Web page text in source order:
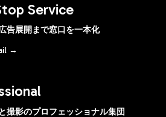
Service
告展開まで窓口を一本化
→
撮影のプロフェッショナル集団